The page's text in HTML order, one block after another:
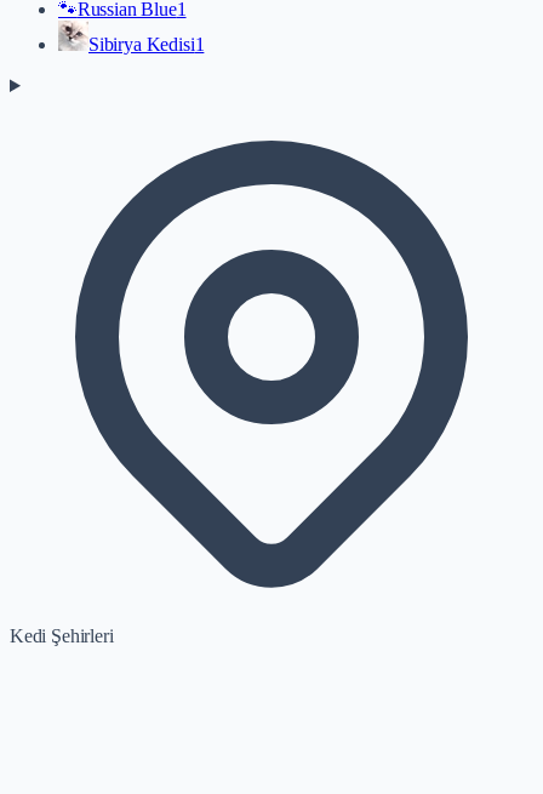
🐾Russian Blue1
Sibirya Kedisi1
Kedi Şehirleri